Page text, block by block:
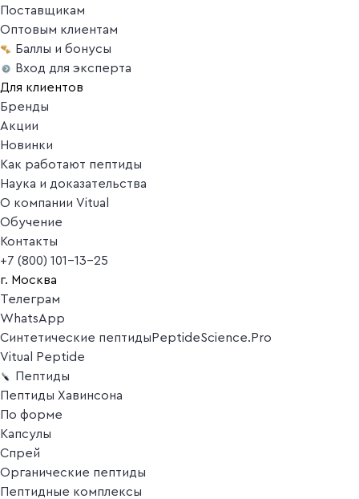
Поставщикам
Оптовым клиентам
Баллы и бонусы
Вход для эксперта
Для клиентов
Бренды
Акции
Новинки
Как работают пептиды
Наука и доказательства
О компании Vitual
Обучение
Контакты
+7 (800) 101-13-25
г. Москва
Телеграм
WhatsApp
Синтетические пептиды PeptideScience.Pro
Vitual Peptide
Пептиды
Пептиды Хавинсона
По форме
Капсулы
Спрей
Органические пептиды
Пептидные комплексы